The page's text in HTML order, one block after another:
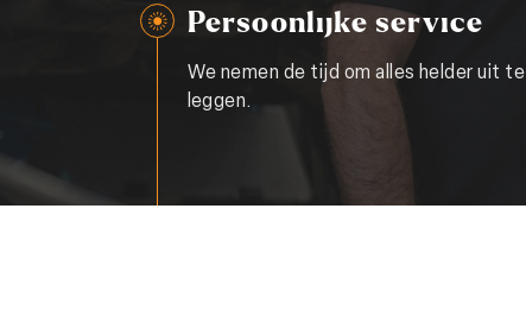
Persoonlijke service
We nemen de tijd om alles helder uit te
leggen.